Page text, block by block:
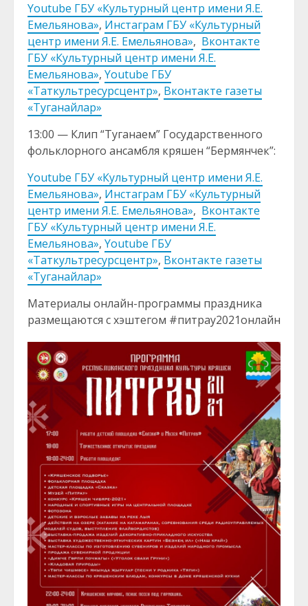
Youtube ГБУ «Культурный центр имени Я.Е.
Емельянова», Инстаграм ГБУ «Культурный
центр имени Я.Е. Емельянова», Вконтакте
ГБУ «Культурный центр имени Я.Е.
Емельянова», Youtube ГБУ
«Таткультресурсцентр», Вконтакте газеты
«Туганайлар»
13:00 — Клип “Туганаем” Государственного
фольклорного ансамбля кряшен “Бермянчек”:
Youtube ГБУ «Культурный центр имени Я.Е.
Емельянова», Инстаграм ГБУ «Культурный
центр имени Я.Е. Емельянова», Вконтакте
ГБУ «Культурный центр имени Я.Е.
Емельянова», Youtube ГБУ
«Таткультресурсцентр», Вконтакте газеты
«Туганайлар»
Материалы онлайн-программы праздника
размещаются с хэштегом #питрау2021онлайн